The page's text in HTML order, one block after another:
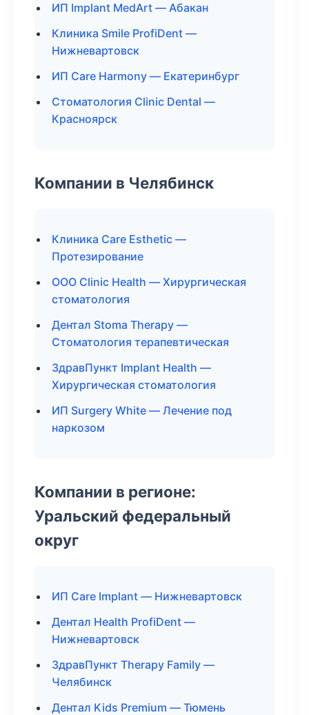
ИП Implant MedArt — Абакан
Клиника Smile ProfiDent —
Нижневартовск
ИП Care Harmony — Екатеринбург
Стоматология Clinic Dental —
Красноярск
Компании в Челябинск
Клиника Care Esthetic —
Протезирование
ООО Clinic Health — Хирургическая
стоматология
Дентал Stoma Therapy —
Стоматология терапевтическая
ЗдравПункт Implant Health —
Хирургическая стоматология
ИП Surgery White — Лечение под
наркозом
Компании в регионе:
Уральский федеральный
округ
ИП Care Implant — Нижневартовск
Дентал Health ProfiDent —
Нижневартовск
ЗдравПункт Therapy Family —
Челябинск
Дентал Kids Premium — Тюмень